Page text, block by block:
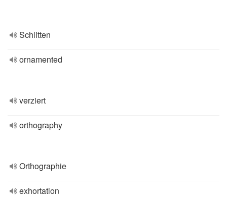
Schlitten
ornamented
verziert
orthography
Orthographie
exhortation